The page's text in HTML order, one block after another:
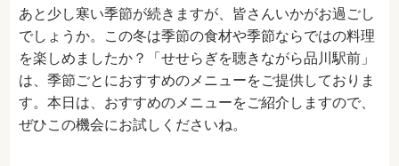
あと少し寒い季節が続きますが、皆さんいかがお過ごし
でしょうか。この冬は季節の食材や季節ならではの料理
を楽しめましたか？「せせらぎを聴きながら品川駅前」
は、季節ごとにおすすめのメニューをご提供しておりま
す。本日は、おすすめのメニューをご紹介しますので、
ぜひこの機会にお試しくださいね。